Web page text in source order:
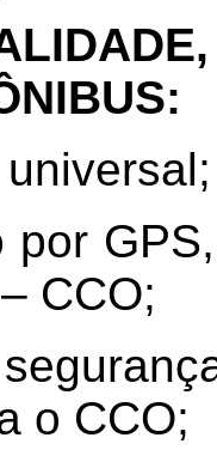
por
CCO;
o CCO;